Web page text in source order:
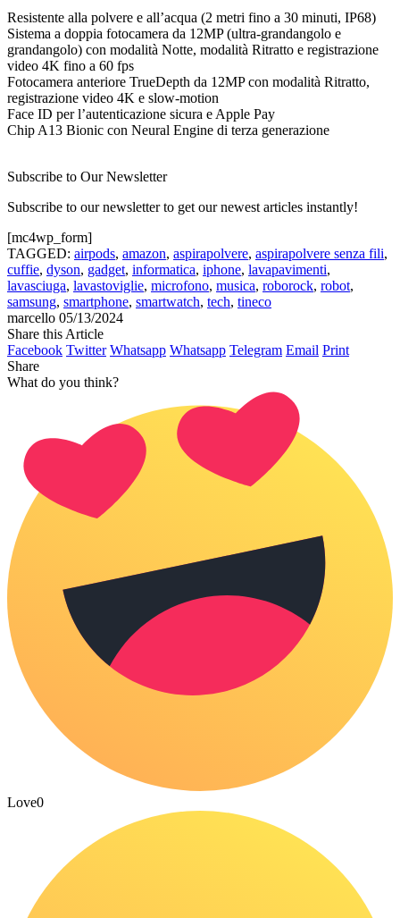
Resistente alla polvere e all’acqua (2 metri fino a 30 minuti, IP68)
Sistema a doppia fotocamera da 12MP (ultra-grandangolo e
grandangolo) con modalità Notte, modalità Ritratto e registrazione
video 4K fino a 60 fps
Fotocamera anteriore TrueDepth da 12MP con modalità Ritratto,
registrazione video 4K e slow‐motion
Face ID per l’autenticazione sicura e Apple Pay
Chip A13 Bionic con Neural Engine di terza generazione
Subscribe to Our Newsletter
Subscribe to our newsletter to get our newest articles instantly!
[mc4wp_form]
TAGGED: airpods, amazon, aspirapolvere, aspirapolvere senza fili,
cuffie, dyson, gadget, informatica, iphone, lavapavimenti,
lavasciuga, lavastoviglie, microfono, musica, roborock, robot,
samsung, smartphone, smartwatch, tech, tineco
marcello 05/13/2024
Share this Article
Facebook Twitter Whatsapp Whatsapp Telegram Email Print
Share
What do you think?
Love0